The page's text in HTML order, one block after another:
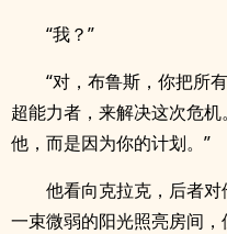
“我？”
“对，布鲁斯，你把所
超能力者，来解决这次危
他，而是因为你的计划。”
他看向克拉克，后者
一束微弱的阳光照亮房间